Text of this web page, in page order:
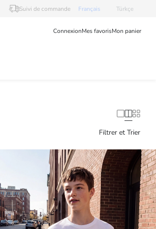
Suivi de commande Français Türkçe
ConnexionMes favorisMon panier
Filtrer et Trier